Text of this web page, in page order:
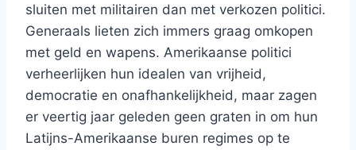
sluiten met militairen dan met verkozen politici.
Generaals lieten zich immers graag omkopen
met geld en wapens. Amerikaanse politici
verheerlijken hun idealen van vrijheid,
democratie en onafhankelijkheid, maar zagen
er veertig jaar geleden geen graten in om hun
Latijns-Amerikaanse buren regimes op te